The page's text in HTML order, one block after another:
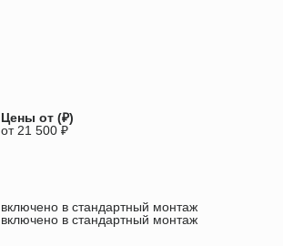
Цены от (₽)
от 21 500 ₽
включено в стандартный монтаж
включено в стандартный монтаж